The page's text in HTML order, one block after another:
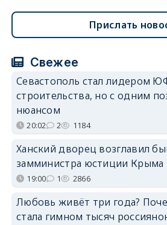
Прислать
Свежее
Севастополь стал лидером
строительства, но с одним
нюансом
20:02 2 1184
Ханский дворец возглавил
замминистра юстиции Крыма
19:00 1 2866
Любовь живёт три года?
стала гимном тысяч